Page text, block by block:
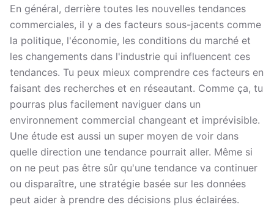
En général, derrière toutes les nouvelles tendances
commerciales, il y a des facteurs sous-jacents comme
la politique, l'économie, les conditions du marché et
les changements dans l'industrie qui influencent ces
tendances. Tu peux mieux comprendre ces facteurs en
faisant des recherches et en réseautant. Comme ça, tu
pourras plus facilement naviguer dans un
environnement commercial changeant et imprévisible.
Une étude est aussi un super moyen de voir dans
quelle direction une tendance pourrait aller. Même si
on ne peut pas être sûr qu'une tendance va continuer
ou disparaître, une stratégie basée sur les données
peut aider à prendre des décisions plus éclairées.